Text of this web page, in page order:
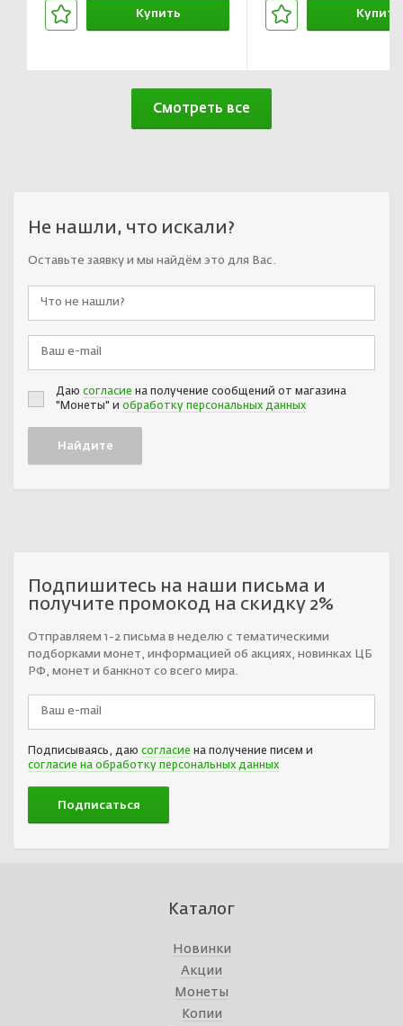
Купить Купить
Смотреть все
Не нашли, что искали?
Оставьте заявку и мы найдём это для Вас.
Даю согласие на получение сообщений от магазина
"Монеты" и обработку персональных данных
Подпишитесь на наши письма и
получите промокод на скидку 2%
Отправляем 1-2 письма в неделю с тематическими
подборками монет, информацией об акциях, новинках ЦБ
РФ, монет и банкнот со всего мира.
Подписываясь, даю согласие на получение писем и
согласие на обработку персональных данных
Каталог
Новинки
Акции
Монеты
Копии